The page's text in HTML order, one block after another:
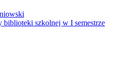
biblioteki szkolnej w I semestrze